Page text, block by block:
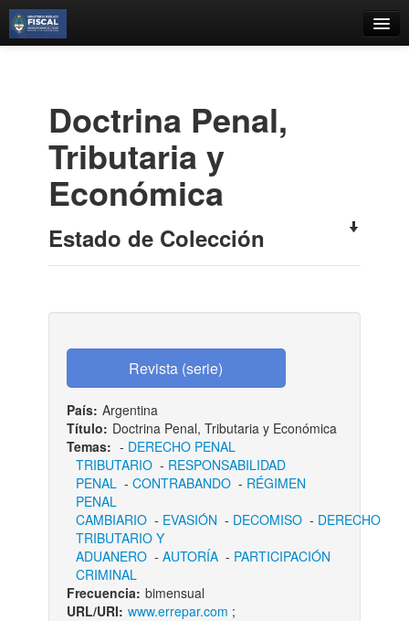
Estantes Virtuales
Contacto
Iniciar sesión
Doctrina Penal,
Tributaria y
Económica
Estado de Colección
País: Argentina
Título: Doctrina Penal, Tributaria y Económica
Temas: - DERECHO PENAL
TRIBUTARIO- RESPONSABILIDAD
PENAL- CONTRABANDO- RÉGIMEN
PENAL
CAMBIARIO- EVASIÓN - DECOMISO- DERECHO
TRIBUTARIO Y
ADUANERO- AUTORÍA- PARTICIPACIÓN
CRIMINAL
Frecuencia: bimensual
URL/URI: www.errepar.com ;